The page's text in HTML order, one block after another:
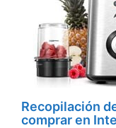
Recopilación
comprar en